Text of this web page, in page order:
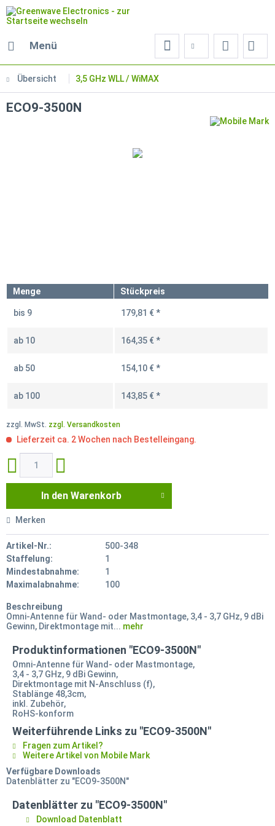
Menü
Übersicht 3,5 GHz WLL / WiMAX
ECO9-3500N
Menge Stückpreis
bis 9 179,81 € *
ab 10 164,35 € *
ab 50 154,10 € *
ab 100 143,85 € *
zzgl. MwSt. zzgl. Versandkosten
Lieferzeit ca. 2 Wochen nach Bestelleingang.
In den Warenkorb
Merken
Artikel-Nr.:
500-348
Staffelung:
1
Mindestabnahme:
1
Maximalabnahme:
100
Beschreibung
Omni-Antenne für Wand- oder Mastmontage, 3,4 - 3,7 GHz, 9 dBi
Gewinn, Direktmontage mit... mehr
Produktinformationen "ECO9-3500N"
Omni-Antenne für Wand- oder Mastmontage,
3,4 - 3,7 GHz, 9 dBi Gewinn,
Direktmontage mit N-Anschluss (f),
Stablänge 48,3cm,
inkl. Zubehör,
RoHS-konform
Weiterführende Links zu "ECO9-3500N"
Fragen zum Artikel?
Weitere Artikel von Mobile Mark
Verfügbare Downloads
Datenblätter zu "ECO9-3500N"
Datenblätter zu "ECO9-3500N"
Download Datenblatt